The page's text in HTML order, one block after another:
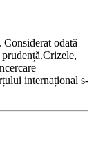
odată
internațional s-